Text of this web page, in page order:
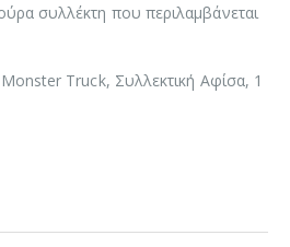
συλλέκτη που περιλαμβάνεται
Truck, Συλλεκτική Αφίσα, 1